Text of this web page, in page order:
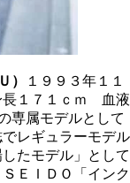
）
１９９３年１１
１７１ｃｍ 血液
専属モデルとして
レギュラーモデル
たモデル」として
ＥＩＤＯ「インク